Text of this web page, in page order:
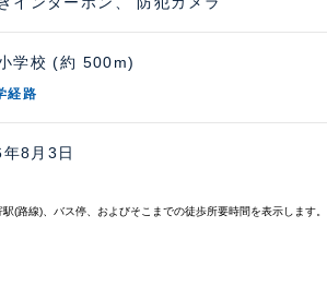
学校 (約 500m)
経路
8月3日
(路線)、バス停、およびそこまでの徒歩所要時間を表示します。